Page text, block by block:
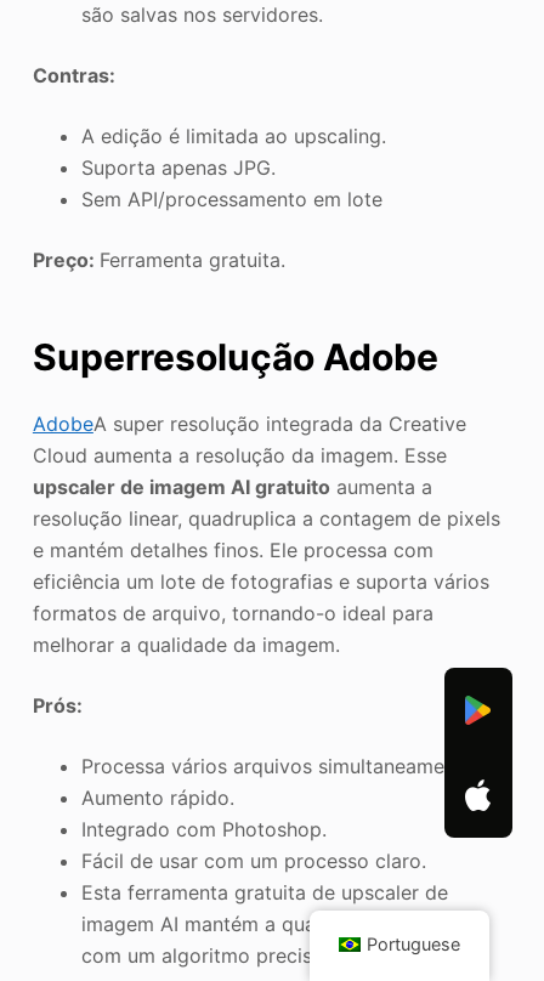
são salvas nos servidores.
Contras:
A edição é limitada ao upscaling.
Suporta apenas JPG.
Sem API/processamento em lote
Preço: Ferramenta gratuita.
Superresolução Adobe
AdobeA super resolução integrada da Creative
Cloud aumenta a resolução da imagem. Esse
upscaler de imagem AI gratuito aumenta a
resolução linear, quadruplica a contagem de pixels
e mantém detalhes finos. Ele processa com
eficiência um lote de fotografias e suporta vários
formatos de arquivo, tornando-o ideal para
melhorar a qualidade da imagem.
Prós:
Processa vários arquivos simultaneamente.
Aumento rápido.
Integrado com Photoshop.
Fácil de usar com um processo claro.
Esta ferramenta gratuita de upscaler de
imagem AI mantém a qualidade da imagem
com um algoritmo preciso.
Portuguese